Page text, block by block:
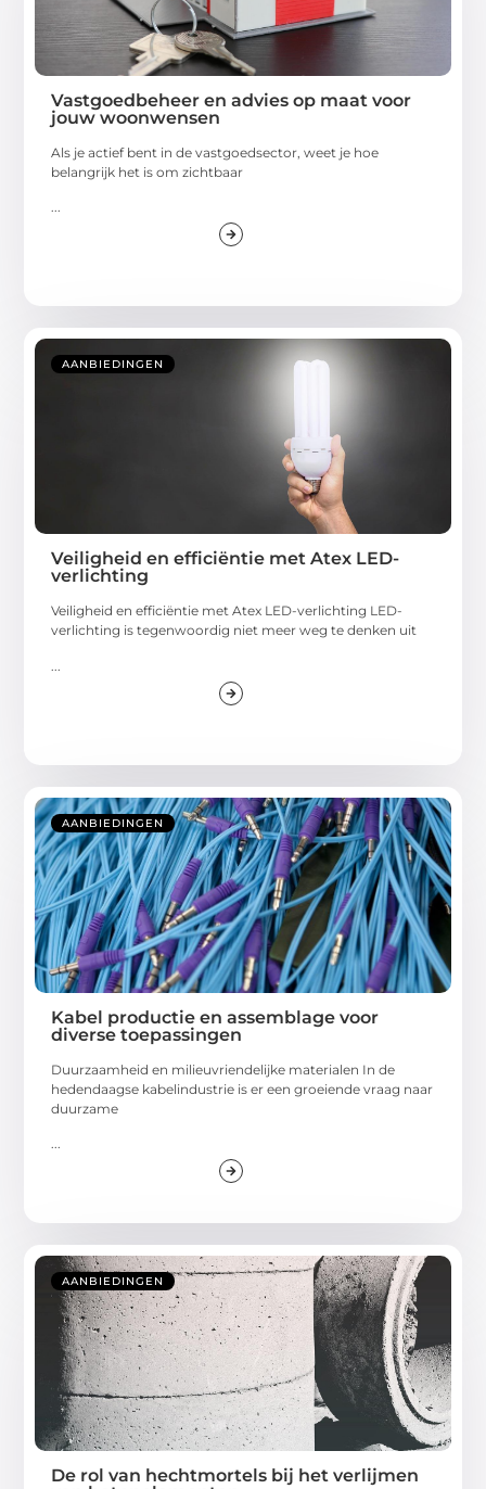
Vastgoedbeheer en advies op maat voor
jouw woonwensen
Als je actief bent in de vastgoedsector, weet je hoe
belangrijk het is om zichtbaar
...
AANBIEDINGEN
Veiligheid en efficiëntie met Atex LED-
verlichting
Veiligheid en efficiëntie met Atex LED-verlichting LED-
verlichting is tegenwoordig niet meer weg te denken uit
AANBIEDINGEN
Kabel productie en assemblage voor
diverse toepassingen
Duurzaamheid en milieuvriendelijke materialen In de
hedendaagse kabelindustrie is er een groeiende vraag naar
duurzame
AANBIEDINGEN
De rol van hechtmortels bij het verlijmen